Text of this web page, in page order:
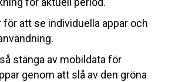
för att se individuella appar och
stänga av mobildata för
genom att slå av den gröna